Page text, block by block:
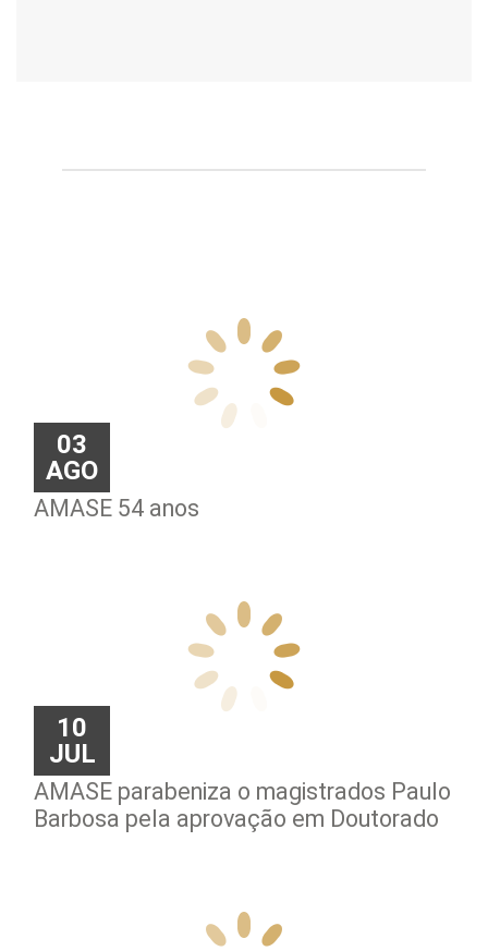
03
AGO
AMASE 54 anos
10
JUL
AMASE parabeniza o magistrados Paulo
Barbosa pela aprovação em Doutorado